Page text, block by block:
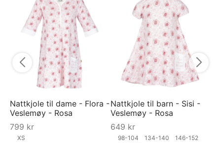
Nattkjole til dame - Flora -
Veslemøy - Rosa
799 kr
XS
Nattkjole til barn - Sisi -
Veslemøy - Rosa
649 kr
98-104 134-140
146-152